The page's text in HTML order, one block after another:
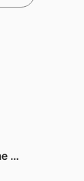
Fortune Prime Global